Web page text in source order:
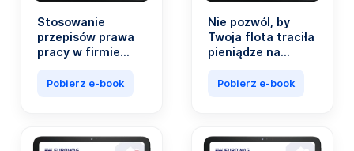
Stosowanie
przepisów prawa
pracy w firmie
musi być
Pobierz e-book
Nie pozwól, by
Twoja flota traciła
pieniądze na
paliwa stanowią
branży
Pobierz e-book